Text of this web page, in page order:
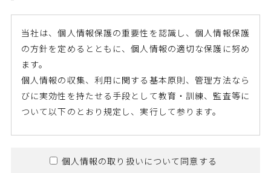
当社は、個人情報保護の重要性を認識し、個人情報保護
の方針を定めるとともに、個人情報の適切な保護に努め
ます。
個人情報の収集、利用に関する基本原則、管理方法なら
びに実効性を持たせる手段として教育・訓練、監査等に
ついて以下のとおり規定し、実行して参ります。
個人情報を直接収集する際は、適法かつ公正な手段
個人情報の取り扱いについて同意する